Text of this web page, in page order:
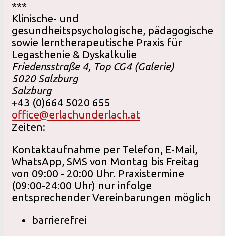
***
Klinische- und
gesundheitspsychologische, pädagogische
sowie lerntherapeutische Praxis für
Legasthenie & Dyskalkulie
Friedensstraße 4, Top CG4 (Galerie)
5020Salzburg
Salzburg
+43 (0)664 5020 655
office@erlachunderlach.at
Zeiten:
Kontaktaufnahme per Telefon, E-Mail,
WhatsApp, SMS von Montag bis Freitag
von 09:00 - 20:00 Uhr. Praxistermine
(09:00-24:00 Uhr) nur infolge
entsprechender Vereinbarungen möglich
barrierefrei